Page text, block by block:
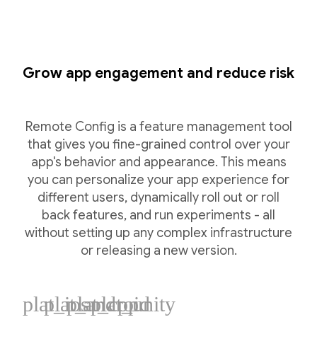
Grow app engagement and reduce risk
Remote Config is a feature management tool
that gives you fine-grained control over your
app's behavior and appearance. This means
you can personalize your app experience for
different users, dynamically roll out or roll
back features, and run experiments - all
without setting up any complex infrastructure
or releasing a new version.
plat_ios
plat_android
plat_cpp
plat_unity